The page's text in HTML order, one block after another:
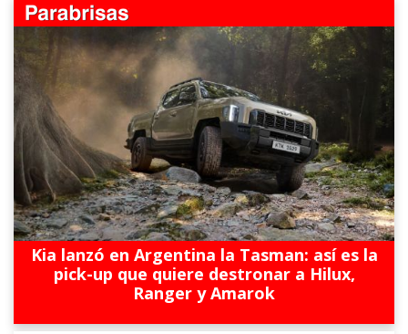
Kia lanzó en Argentina la Tasman: así es la
pick-up que quiere destronar a Hilux,
Ranger y Amarok